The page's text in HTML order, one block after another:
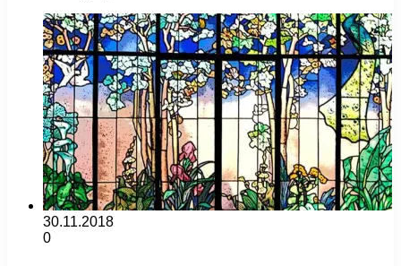
30.11.2018
0